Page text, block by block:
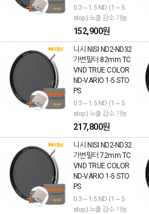
0.3 ~ 1.5 ND (1 ~ 5
stop) 노출 감소 가능
152,900원
니시 NISI ND2-ND32
가변필터 82mm TC
VND TRUE COLOR
ND-VARIO 1-5 STO
PS
0.3 ~ 1.5 ND (1 ~ 5
stop) 노출 감소 가능
217,800원
니시 NISI ND2-ND32
가변필터 72mm TC
VND TRUE COLOR
ND-VARIO 1-5 STO
PS
0.3 ~ 1.5 ND (1 ~ 5
stop) 노출 감소 가능